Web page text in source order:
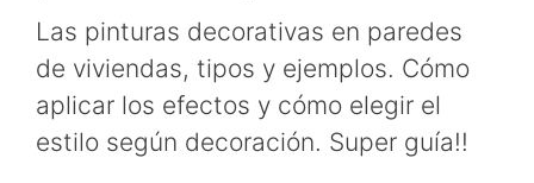
Las pinturas decorativas en paredes
de viviendas, tipos y ejemplos. Cómo
aplicar los efectos y cómo elegir el
estilo según decoración. Super guía!!